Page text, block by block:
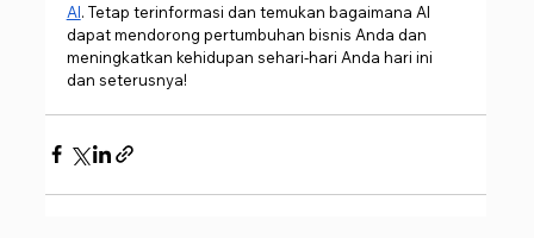
AI. Tetap terinformasi dan temukan bagaimana AI
dapat mendorong pertumbuhan bisnis Anda dan
meningkatkan kehidupan sehari-hari Anda hari ini
dan seterusnya!